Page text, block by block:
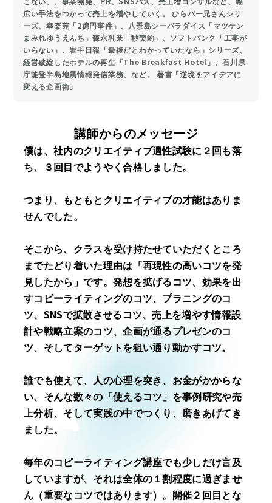
広い手法をつかって売上を増やしていく。 ひらパー兄さんシリ
ーズ、幸楽苑「2億円事件」、八景島シーパラダイス「マツケン
まみれゆうえんち」森永乳業「秒契約」、ソフトバンク「工事が
いらない」、岩手日報「最後だとわかっていたなら」シリーズ、
経営破綻したホテルの再生「The Breakfast Hotel」、石川県
庁能登半島地震情報発信業務、など。 著書「逆境をアイデアに
変える企画術」
講師からのメッセージ
僕は、社内のクリエイティブ適性試験に２回も落
ち、３回目でようやく合格しました。
つまり、もともとクリエイティブの才能はありま
せんでした。
そこから、クラスを受け持たせていただくところ
までたどり着いた理由は「再現性の高いコツを発
見したから」です。発想を拡げるコツ、効果を出
すコピーライティングのコツ、プラニングのコ
ツ、SNSで拡散させるコツ、売上を増やす情報設
計や戦略立案のコツ、企画が通るプレゼンのコ
ツ、そしてターゲットを狙い通り動かすコツ。
誰でも使えて、人の心理を突き、お金がかからな
い、そんな数々の「使えるコツ」を事例研究や売
上分析、そして実践の中でつくり、磨きあげてき
ました。
毎年のコピーライティング講座でも少しだけ言及
していますが、それは全体の１割程度に過ぎませ
ん（重要なコツではあります）。開催２回目とな